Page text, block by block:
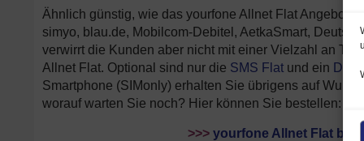
Ähnlich günstig, wie das yourfone Allnet Flat Angebot
simyo, blau.de, Mobilcom-Debitel, AetkaSmart,
verwirrt die Kunden aber nicht mit einer Vielzahl an
Allnet Flat. Optional sind nur die SMS Flat und ein
Smartphone (SIMonly) erhalten Sie übrigens auf
worauf warten Sie noch? Hier können Sie bestellen:
>>> yourfone Allnet Flat